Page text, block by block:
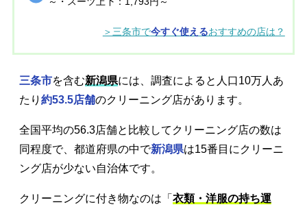
＞三条市で今すぐ使えるおすすめの店は？
三条市を含む新潟県には、調査によると人口10万人あ
たり 約53.5店舗のクリーニング店があります。
全国平均の56.3店舗と比較してクリーニング店の数は
同程度で、都道府県の中で新潟県は15番目にクリーニ
ング店が少ない自治体です。
クリーニングに付き物なのは「 衣類・洋服の持ち運